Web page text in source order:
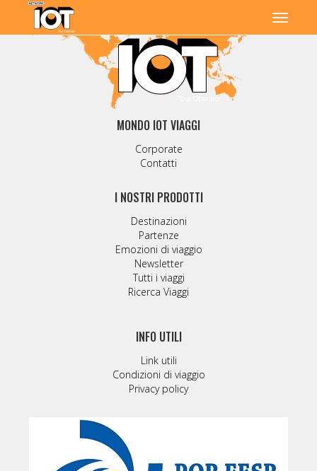
MONDO IOT VIAGGI
Corporate
Contatti
I NOSTRI PRODOTTI
Destinazioni
Partenze
Emozioni di viaggio
Newsletter
Tutti i viaggi
Ricerca Viaggi
INFO UTILI
Link utili
Condizioni di viaggio
Privacy policy